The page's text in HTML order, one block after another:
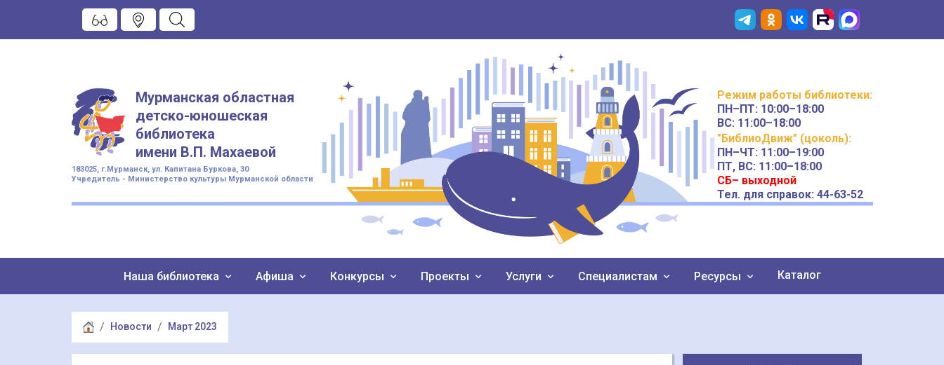
Мурманская областная
детско-юношеская
библиотека
имени В.П. Махаевой
183025, г.Мурманск, ул. Капитана Буркова, 30
Учредитель - Министерство культуры Мурманской области
Режим работы библиотеки:
ПН–ПТ: 10:00–18:00
ВС: 11:00–18:00
"БиблиоДвиж" (цоколь):
ПН–ЧТ: 11:00–19:00
ПТ, ВС: 11:00–18:00
СБ– выходной
Тел. для справок: 44-63-52
Наша библиотека Афиша Конкурсы Проекты Услуги Специалистам Ресурсы Каталог
Новости Март 2023